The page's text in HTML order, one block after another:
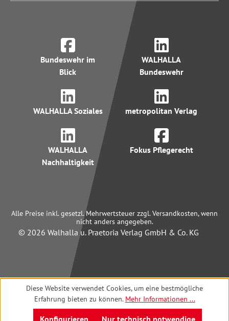
Bundeswehr im
Blick
WALHALLA
Bundeswehr
WALHALLA Soziales metropolitan Verlag
WALHALLA
Nachhaltigkeit
Fokus Pflegerecht
Alle Preise inkl. gesetzl. Mehrwertsteuer zzgl. Versandkosten, wenn
nicht anders angegeben.
© 2026 Walhalla u. Praetoria Verlag GmbH & Co. KG
Diese Website verwendet Cookies, um eine bestmögliche
Erfahrung bieten zu können. Mehr Informationen ...
Nur technisch notwendige
Konfigurieren